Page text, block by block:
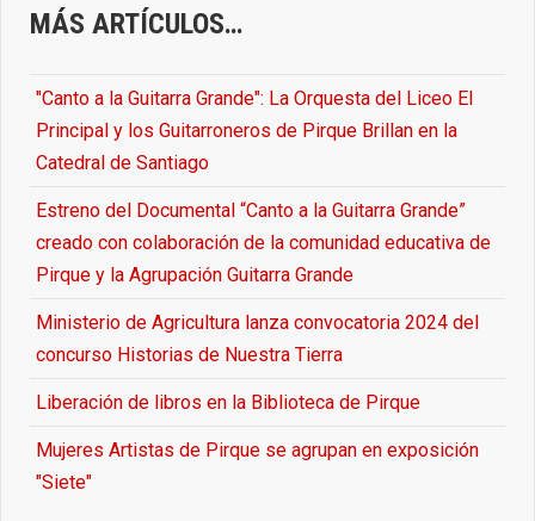
MÁS ARTÍCULOS…
"Canto a la Guitarra Grande": La Orquesta del Liceo El
Principal y los Guitarroneros de Pirque Brillan en la
Catedral de Santiago
Estreno del Documental “Canto a la Guitarra Grande”
creado con colaboración de la comunidad educativa de
Pirque y la Agrupación Guitarra Grande
Ministerio de Agricultura lanza convocatoria 2024 del
concurso Historias de Nuestra Tierra
Liberación de libros en la Biblioteca de Pirque
Mujeres Artistas de Pirque se agrupan en exposición
"Siete"